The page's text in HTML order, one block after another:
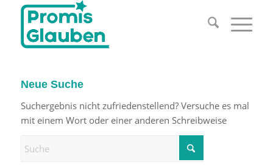
Neue Suche
Suchergebnis nicht zufriedenstellend? Versuche es mal
mit einem Wort oder einer anderen Schreibweise